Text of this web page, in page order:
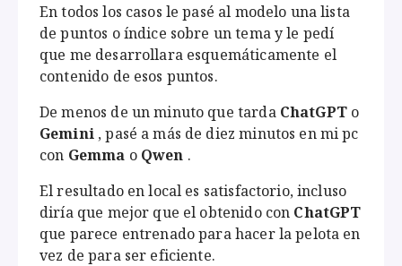
En todos los casos le pasé al modelo una lista
de puntos o índice sobre un tema y le pedí
que me desarrollara esquemáticamente el
contenido de esos puntos.
De menos de un minuto que tarda ChatGPT o
Gemini , pasé a más de diez minutos en mi pc
con Gemma o Qwen .
El resultado en local es satisfactorio, incluso
diría que mejor que el obtenido con ChatGPT
que parece entrenado para hacer la pelota en
vez de para ser eficiente.